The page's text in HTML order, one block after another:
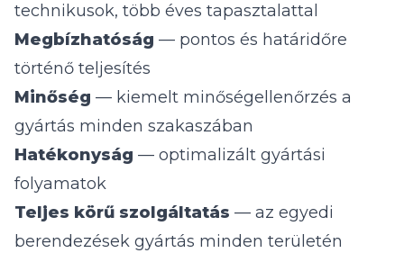
technikusok, több éves tapasztalattal
Megbízhatóság — pontos és határidőre
történő teljesítés
Minőség — kiemelt minőségellenőrzés a
gyártás minden szakaszában
Hatékonyság — optimalizált gyártási
folyamatok
Teljes körű szolgáltatás — az egyedi
berendezések gyártás minden területén